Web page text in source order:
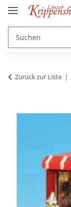
Zurück zur Liste